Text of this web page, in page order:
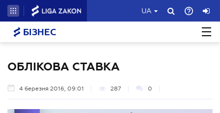
UA
БІЗНЕС
ОБЛІКОВА СТАВКА
4 березня 2016, 09:01 287 0